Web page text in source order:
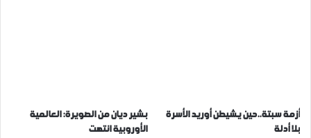
أزمة سبتة..حين يشيطن أوريد الأسرة
بلا أدلة
بشير ديان من الصويرة: العالمية
الأوروبية انتهت